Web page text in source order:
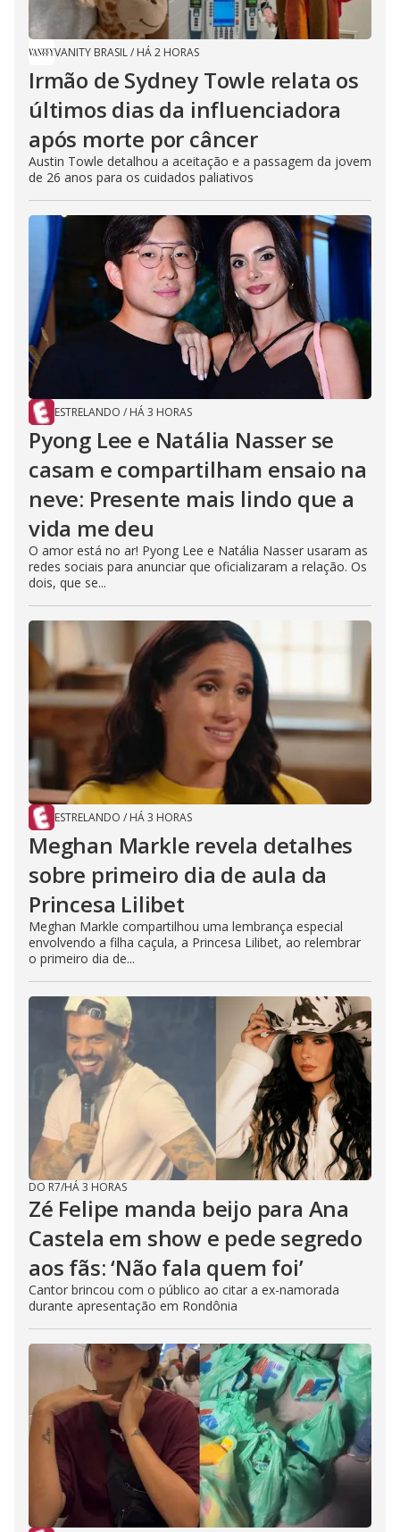
VANITY BRASIL/ HÁ 2 HORAS
Irmão de Sydney Towle relata os
últimos dias da influenciadora
após morte por câncer
Austin Towle detalhou a aceitação e a passagem da jovem
de 26 anos para os cuidados paliativos
ESTRELANDO / HÁ 3 HORAS
Pyong Lee e Natália Nasser se
casam e compartilham ensaio na
neve: Presente mais lindo que a
vida me deu
O amor está no ar! Pyong Lee e Natália Nasser usaram as
redes sociais para anunciar que oficializaram a relação. Os
dois, que se...
ESTRELANDO / HÁ 3 HORAS
Meghan Markle revela detalhes
sobre primeiro dia de aula da
Princesa Lilibet
Meghan Markle compartilhou uma lembrança especial
envolvendo a filha caçula, a Princesa Lilibet, ao relembrar
o primeiro dia de...
DO R7/HÁ 3 HORAS
Zé Felipe manda beijo para Ana
Castela em show e pede segredo
aos fãs: ‘Não fala quem foi’
Cantor brincou com o público ao citar a ex-namorada
durante apresentação em Rondônia